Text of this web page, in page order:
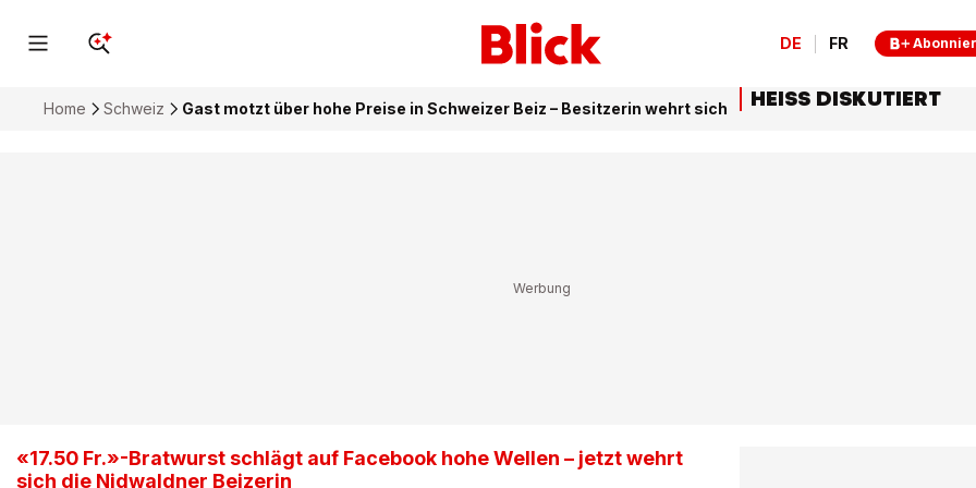
DE FR
Home Schweiz Gast motzt über hohe Preise in Schweizer Beiz – Besitzerin wehrt sich
«17.50 Fr.»-Bratwurst schlägt auf Facebook hohe Wellen – jetzt wehrt
sich die Nidwaldner Beizerin
HEISS DISKUTIERT